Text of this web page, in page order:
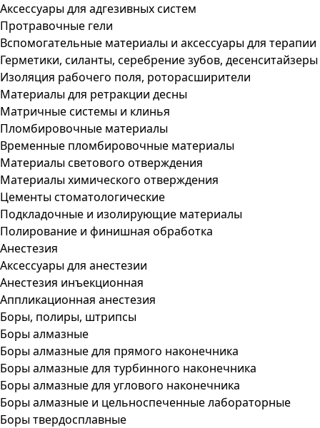
Аксессуары для адгезивных систем
Протравочные гели
Вспомогательные материалы и аксессуары для терапии
Герметики, силанты, серебрение зубов, десенситайзеры
Изоляция рабочего поля, роторасширители
Материалы для ретракции десны
Матричные системы и клинья
Пломбировочные материалы
Временные пломбировочные материалы
Материалы светового отверждения
Материалы химического отверждения
Цементы стоматологические
Подкладочные и изолирующие материалы
Полирование и финишная обработка
Анестезия
Аксессуары для анестезии
Анестезия инъекционная
Аппликационная анестезия
Боры, полиры, штрипсы
Боры алмазные
Боры алмазные для прямого наконечника
Боры алмазные для турбинного наконечника
Боры алмазные для углового наконечника
Боры алмазные и цельноспеченные лабораторные
Боры твердосплавные